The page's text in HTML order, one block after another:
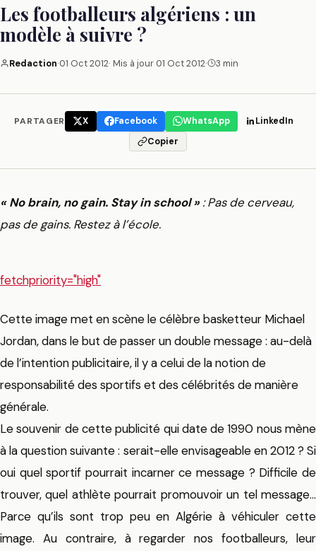
Les footballeurs algériens : un
modèle à suivre ?
Redaction·01 Oct 2012· Mis à jour 01 Oct 2012· 3 min
PARTAGER X Facebook WhatsApp
LinkedIn
Copier
« No brain, no gain. Stay in school » : Pas de cerveau,
pas de gains. Restez à l’école.
fetchpriority="high"
Cette image met en scène le célèbre basketteur Michael
Jordan, dans le but de passer un double message : au-delà
de l’intention publicitaire, il y a celui de la notion de
responsabilité des sportifs et des célébrités de manière
générale.
Le souvenir de cette publicité qui date de 1990 nous mène
à la question suivante : serait-elle envisageable en 2012 ? Si
oui quel sportif pourrait incarner ce message ? Difficile de
trouver, quel athlète pourrait promouvoir un tel message…
Parce qu’ils sont trop peu en Algérie à véhiculer cette
image. Au contraire, à regarder nos footballeurs, leur